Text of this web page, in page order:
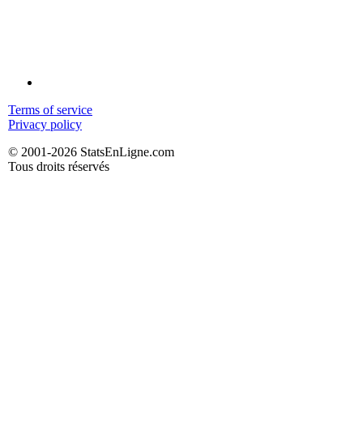
Terms of service
Privacy policy
© 2001-2026 StatsEnLigne.com
Tous droits réservés